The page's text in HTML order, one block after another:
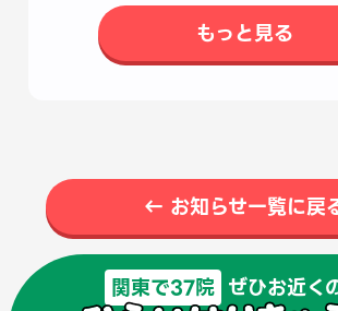
もっと見る
← お知らせ一覧に戻
関東で37院 ぜひお近く